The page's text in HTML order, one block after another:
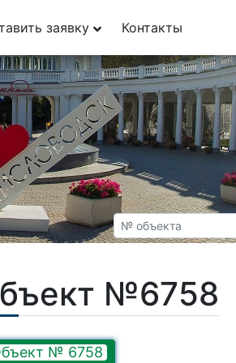
заявку Контакты
№6758
№ 6758